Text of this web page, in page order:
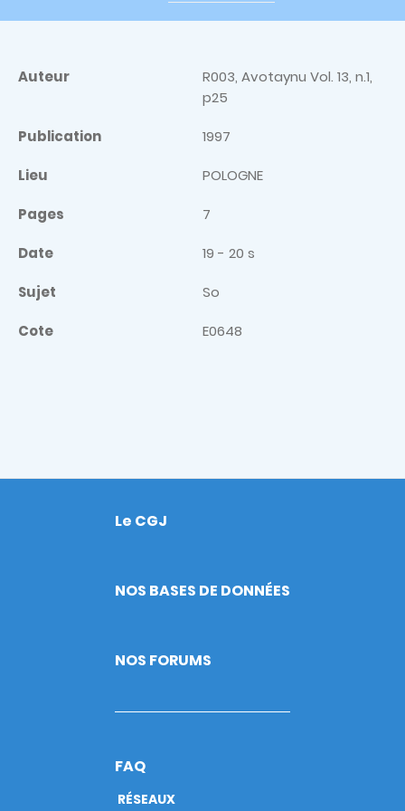
Auteur
R003, Avotaynu Vol. 13, n.1,
p25
Publication 1997
Lieu POLOGNE
Pages 7
Date 19 - 20 s
Sujet So
Cote E0648
Footer
Le CGJ
NOS BASES DE DONNÉES
NOS FORUMS
FAQ
RÉSEAUX